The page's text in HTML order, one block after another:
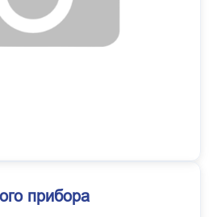
прибора